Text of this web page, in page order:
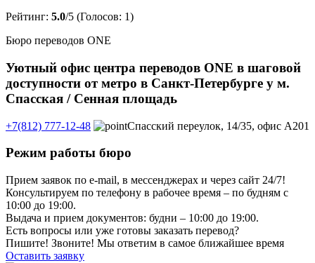
Рейтинг: 5.0/5 (Голосов: 1)
Бюро переводов ONE
Уютный офис центра переводов ONE в шаговой
доступности от метро в Санкт-Петербурге у м.
Спасская / Сенная площадь
+7(812) 777-12-48 Спасский переулок, 14/35, офис А201
Режим работы бюро
Прием заявок по e-mail, в мессенджерах и через сайт 24/7!
Консультируем по телефону в рабочее время – по будням с
10:00 до 19:00.
Выдача и прием документов: будни – 10:00 до 19:00.
Есть вопросы или уже готовы заказать перевод?
Пишите! Звоните! Мы ответим в самое ближайшее время
Оставить заявку